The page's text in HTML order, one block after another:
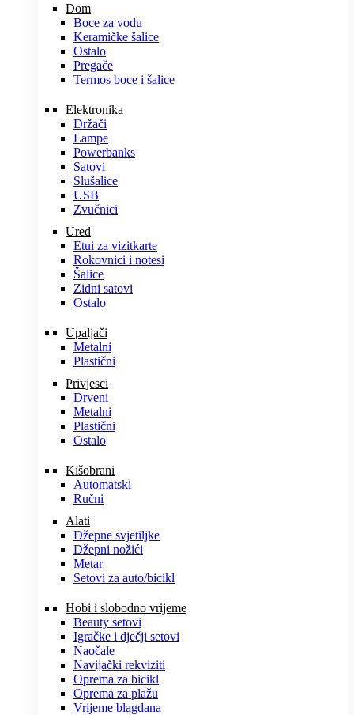
Dom
Boce za vodu
Keramičke šalice
Ostalo
Pregače
Termos boce i šalice
Elektronika
Držači
Lampe
Powerbanks
Satovi
Slušalice
USB
Zvučnici
Ured
Etui za vizitkarte
Rokovnici i notesi
Šalice
Zidni satovi
Ostalo
Upaljači
Metalni
Plastični
Privjesci
Drveni
Metalni
Plastični
Ostalo
Kišobrani
Automatski
Ručni
Alati
Džepne svjetiljke
Džepni nožići
Metar
Setovi za auto/bicikl
Hobi i slobodno vrijeme
Beauty setovi
Igračke i dječji setovi
Naočale
Navijački rekviziti
Oprema za bicikl
Oprema za plažu
Vrijeme blagdana